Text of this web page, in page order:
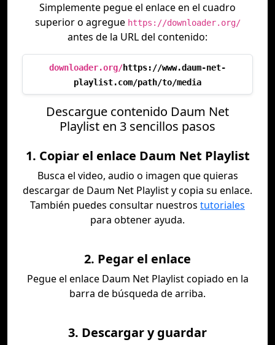
Simplemente pegue el enlace en el cuadro
superior o agregue https://downloader.org/
antes de la URL del contenido:
downloader.org/https://www.daum-net-
playlist.com/path/to/media
Descargue contenido Daum Net
Playlist en 3 sencillos pasos
1. Copiar el enlace Daum Net Playlist
Busca el video, audio o imagen que quieras
descargar de Daum Net Playlist y copia su enlace.
También puedes consultar nuestros tutoriales
para obtener ayuda.
2. Pegar el enlace
Pegue el enlace Daum Net Playlist copiado en la
barra de búsqueda de arriba.
3. Descargar y guardar